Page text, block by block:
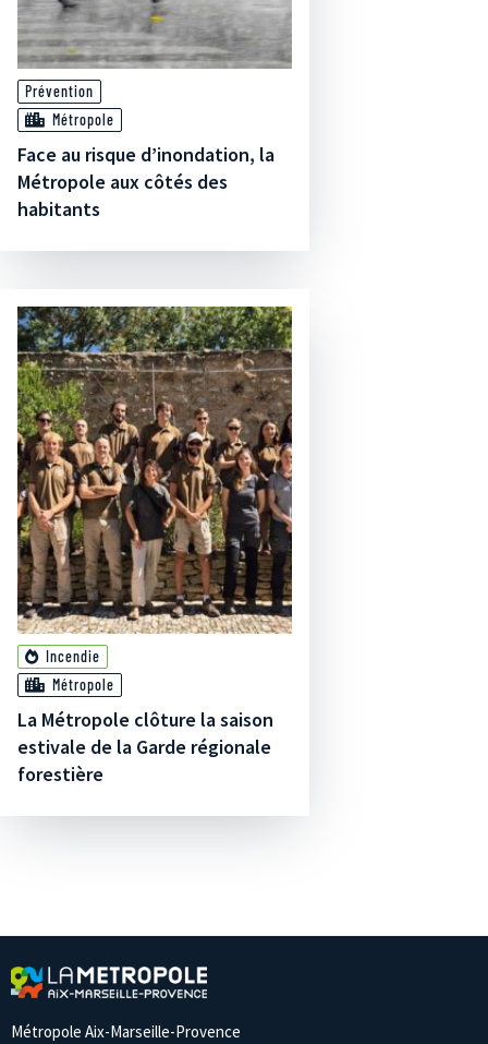
Prévention
Métropole
Face au risque d’inondation, la
Métropole aux côtés des
habitants
Incendie
Métropole
La Métropole clôture la saison
estivale de la Garde régionale
forestière
Métropole Aix-Marseille-Provence